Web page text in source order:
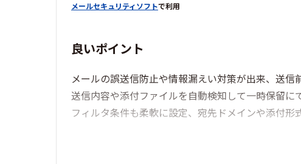
メールセキュリティソフトで利用
良いポイント
メールの誤送信防止や情報漏えい対策が出来、送信
送信内容や添付ファイルを自動検知して一時保留に
フィルタ条件も柔軟に設定、宛先ドメインや添付